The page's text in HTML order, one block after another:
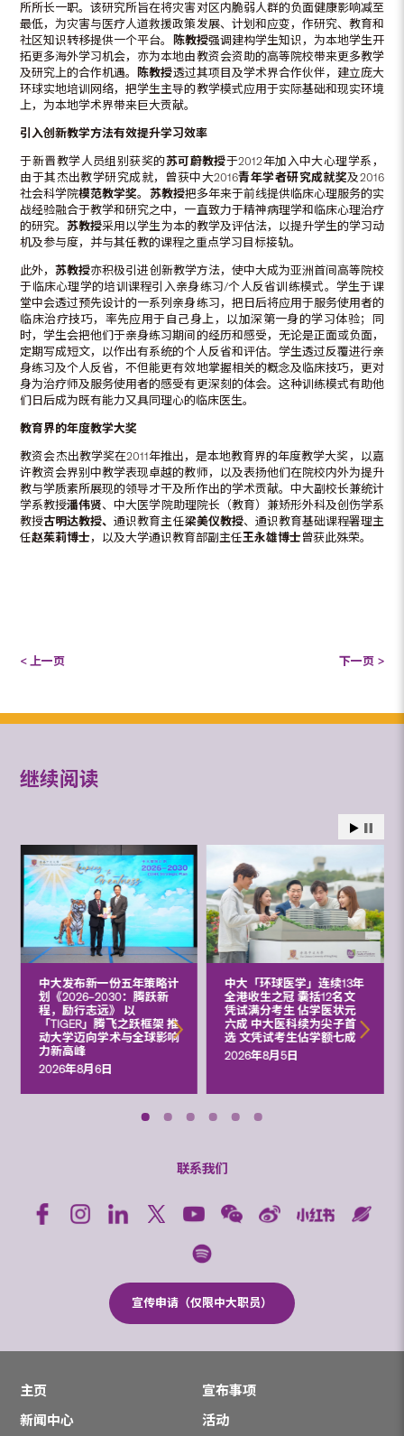
所所长一职。该研究所旨在将灾害对区内脆弱人群的负面健康影响减至
最低，为灾害与医疗人道救援政策发展、计划和应变，作研究、教育和
社区知识转移提供一个平台。
陈教授强调建构学生知识，为本地学生开
拓更多海外学习机会，亦为本地由教资会资助的高等院校带来更多教学
及研究上的合作机遇。
陈教授透过其项目及学术界合作伙伴，建立庞大
环球实地培训网络，把学生主导的教学模式应用于实际基础和现实环境
上，为本地学术界带来巨大贡献。
引入创新教学方法有效提升学习效率
于新晋教学人员组别获奖的苏可蔚教授于2012年加入中大心理学系，
由于其杰出教学研究成就，曾获中大2016青年学者研究成就奖及2016
社会科学院模范教学奖。 苏教授把多年来于前线提供临床心理服务的实
战经验融合于教学和研究之中，一直致力于精神病理学和临床心理治疗
的研究。苏教授采用以学生为本的教学及评估法，以提升学生的学习动
机及参与度，并与其任教的课程之重点学习目标接轨。
此外，苏教授亦积极引进创新教学方法，使中大成为亚洲首间高等院校
于临床心理学的培训课程引入亲身练习/个人反省训练模式。学生于课
堂中会透过预先设计的一系列亲身练习，把日后将应用于服务使用者的
临床治疗技巧，率先应用于自己身上，以加深第一身的学习体验；同
时，学生会把他们于亲身练习期间的经历和感受，无论是正面或负面，
定期写成短文，以作出有系统的个人反省和评估。学生透过反覆进行亲
身练习及个人反省，不但能更有效地掌握相关的概念及临床技巧，更对
身为治疗师及服务使用者的感受有更深刻的体会。这种训练模式有助他
们日后成为既有能力又具同理心的临床医生。
教育界的年度教学大奖
教资会杰出教学奖在2011年推出，是本地教育界的年度教学大奖，以嘉
许教资会界别中教学表现卓越的教师，以及表扬他们在院校内外为提升
教与学质素所展现的领导才干及所作出的学术贡献。中大副校长兼统计
学系教授潘伟贤、中大医学院助理院长（教育）兼矫形外科及创伤学系
教授古明达教授、通识教育主任梁美仪教授、通识教育基础课程署理主
任赵茱莉博士，以及大学通识教育部副主任王永雄博士曾获此殊荣。
< 上一页 下一页 >
继续阅读
中大发布新一份五年策略计
划《2026‒2030：腾跃新
程，励行志远》 以
「TIGER」腾飞之跃框架 推
动大学迈向学术与全球影响
力新高峰
2026年8月6日
中大「环球医学」连续13年
全港收生之冠 囊括12名文
凭试满分考生 佔学医状元
六成 中大医科续为尖子首
选 文凭试考生佔学额七成
2026年8月5日
联系我们
宣传申请（仅限中大职员）
主页
宣布事项
新闻中心
活动